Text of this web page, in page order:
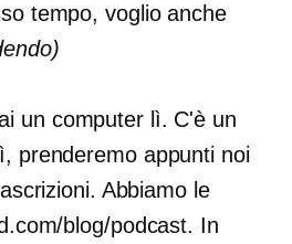
tempo, voglio anche
un computer lì. C'è un
prenderemo appunti noi
Abbiamo le
blog/podcast. In